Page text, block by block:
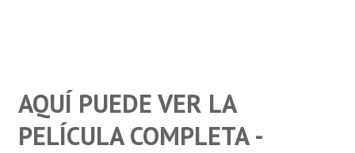
AQUÍ PUEDE VER LA
PELÍCULA COMPLETA -